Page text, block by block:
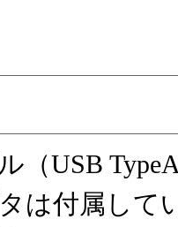
（USB
は付属して